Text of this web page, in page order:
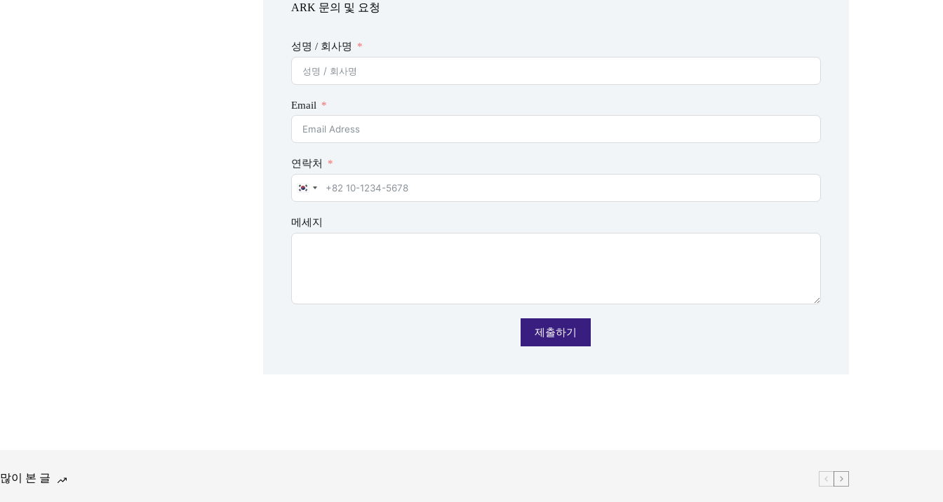
ARK 문의 및 요청
성명 / 회사명
Email
연락처
S
o
t
a
메세지
제출하기
많이 본 글